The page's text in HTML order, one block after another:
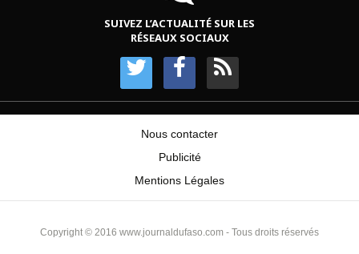
SUIVEZ L’ACTUALITÉ SUR LES
RÉSEAUX SOCIAUX
Nous contacter
Publicité
Mentions Légales
Copyright © 2016 www.journaldufaso.com - Tous droits réservés